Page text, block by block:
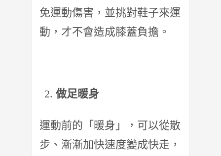
免運動傷害，並挑對鞋子來運
動，才不會造成膝蓋負擔。
做足暖身
運動前的「暖身」，可以從散
步、漸漸加快速度變成快走，